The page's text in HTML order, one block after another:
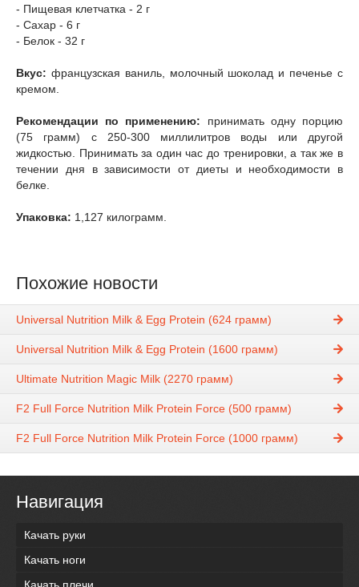
- Пищевая клетчатка - 2 г
- Сахар - 6 г
- Белок - 32 г
Вкус: французская ваниль, молочный шоколад и печенье с
кремом.
Рекомендации по применению: принимать одну порцию
(75 грамм) с 250-300 миллилитров воды или другой
жидкостью. Принимать за один час до тренировки, а так же в
течении дня в зависимости от диеты и необходимости в
белке.
Упаковка: 1,127 килограмм.
Похожие новости
Universal Nutrition Milk & Egg Protein (624 грамм)
Universal Nutrition Milk & Egg Protein (1600 грамм)
Ultimate Nutrition Magic Milk (2270 грамм)
F2 Full Force Nutrition Milk Protein Force (500 грамм)
F2 Full Force Nutrition Milk Protein Force (1000 грамм)
Навигация
Качать руки
Качать ноги